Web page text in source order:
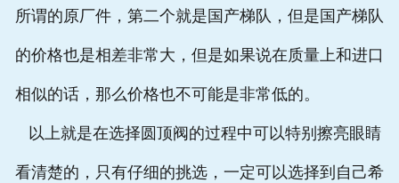
所谓的原厂件，第二个就是国产梯队，但是国产梯队
的价格也是相差非常大，但是如果说在质量上和进口
相似的话，那么价格也不可能是非常低的。
以上就是在选择圆顶阀的过程中可以特别擦亮眼睛
看清楚的，只有仔细的挑选，一定可以选择到自己希